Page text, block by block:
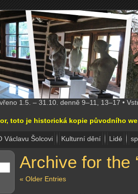
1.5. – 31.10. denně 9–11, 13–17 •
toto je historická kopie původního
Václavu Šolcovi Kulturní dění Lidé
Archive for the
« Older Entries